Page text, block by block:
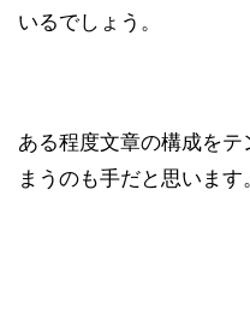
いるでしょう。
ある程度文章の構成を
まうのも手だと思います。